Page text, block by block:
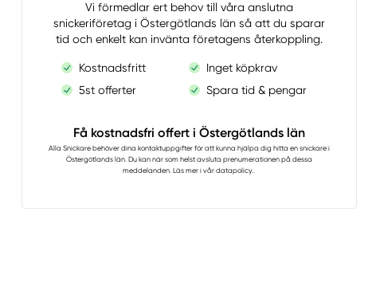
Vi förmedlar ert behov till våra anslutna
snickeriföretag i Östergötlands län så att du sparar
tid och enkelt kan invänta företagens återkoppling.
Kostnadsfritt
Inget köpkrav
5st offerter
Spara tid & pengar
Få kostnadsfri offert i Östergötlands län
Alla Snickarebehöver dina kontaktuppgifter för att kunna hjälpa dig hitta en snickare i
Östergötlands län. Du kan när som helst avsluta prenumerationen på dessa
meddelanden. Läs mer i vårdatapolicy..